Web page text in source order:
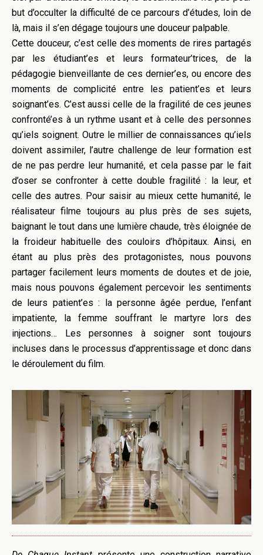
but d’occulter la difficulté de ce parcours d’études, loin de
là, mais il s’en dégage toujours une douceur palpable.
Cette douceur, c’est celle des moments de rires partagés
par les étudiant’es et leurs formateur’trices, de la
pédagogie bienveillante de ces dernier’es, ou encore des
moments de complicité entre les patient’es et leurs
soignant’es. C’est aussi celle de la fragilité de ces jeunes
confronté’es à un rythme usant et à celle des personnes
qu’iels soignent. Outre le millier de connaissances qu’iels
doivent assimiler, l’autre challenge de leur formation est
de ne pas perdre leur humanité, et cela passe par le fait
d’oser se confronter à cette double fragilité : la leur, et
celle des autres. Pour saisir au mieux cette humanité, le
réalisateur filme toujours au plus près de ses sujets,
baignant le tout dans une lumière chaude, très éloignée de
la froideur habituelle des couloirs d’hôpitaux. Ainsi, en
étant au plus près des protagonistes, nous pouvons
partager facilement leurs moments de doutes et de joie,
mais nous pouvons également percevoir les sentiments
de leurs patient’es : la personne âgée perdue, l’enfant
impatiente, la femme souffrant le martyre lors des
injections… Les personnes à soigner sont toujours
incluses dans le processus d’apprentissage et donc dans
le déroulement du film.